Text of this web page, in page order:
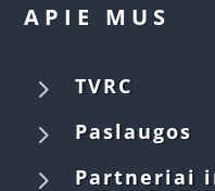
APIE MUS
5 TVRC
5 Paslaugos
5 Partneriai